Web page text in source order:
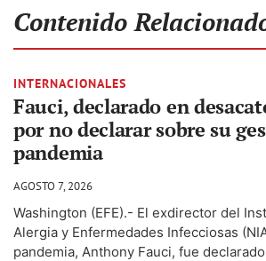
Contenido
INTERNACIONALES
Fauci, declarado en
por no declarar sobre su
pandemia
AGOSTO 7, 2026
Washington (EFE).- El exdirector del
Alergia y Enfermedades Infecciosas
pandemia, Anthony Fauci, fue